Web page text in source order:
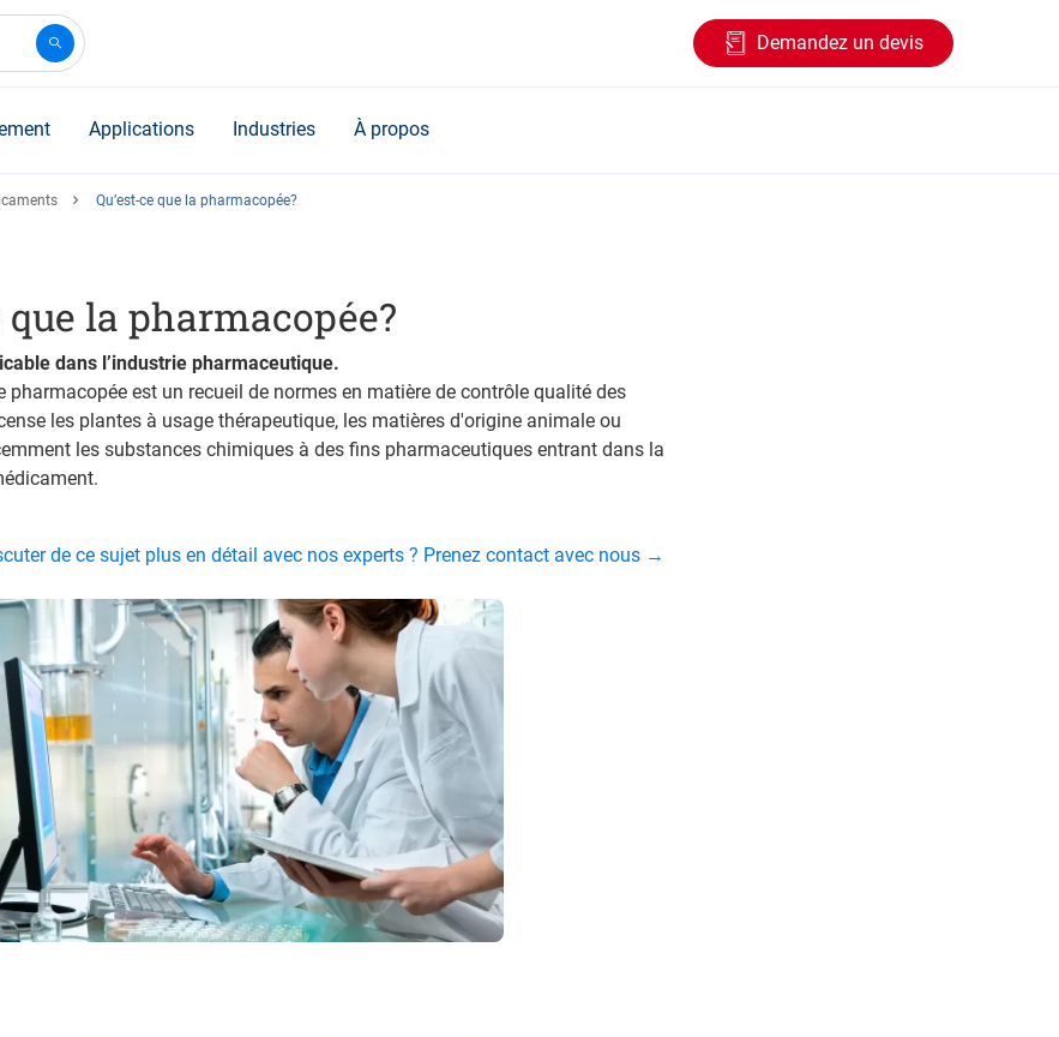
Demandez un devis
Applications Industries À propos
Qu’est-ce que la pharmacopée?
que la pharmacopée?
dans l’industrie pharmaceutique.
pharmacopée est un recueil de normes en matière de contrôle qualité des
les plantes à usage thérapeutique, les matières d'origine animale ou
les substances chimiques à des fins pharmaceutiques entrant dans la
de ce sujet plus en détail avec nos experts ? Prenez contact avec nous →